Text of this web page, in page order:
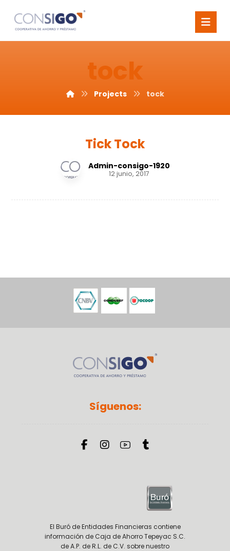
tock
Projects tock
Tick Tock
Admin-consigo-1920
12 junio, 2017
Síguenos:
El Buró de Entidades Financieras contiene
información de Caja de Ahorro Tepeyac S.C.
de A.P. de R.L. de C.V. sobre nuestro